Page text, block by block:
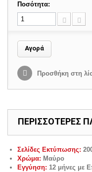
Ποσότητα:
Αγορά
Προσθήκη στη
ΠΕΡΙΣΣΟΤΕΡΕΣ
Σελίδες Εκτύπωσης:
Χρώμα: Μαύρο
Εγγύηση: 12 μήνες με